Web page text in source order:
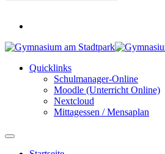
Quicklinks
Schulmanager-Online
Moodle (Unterricht Online)
Nextcloud
Mittagessen / Mensaplan